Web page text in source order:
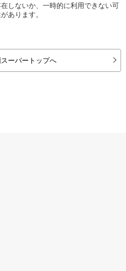
しないか、一時的に利用できない可
あります。
ーパートップへ